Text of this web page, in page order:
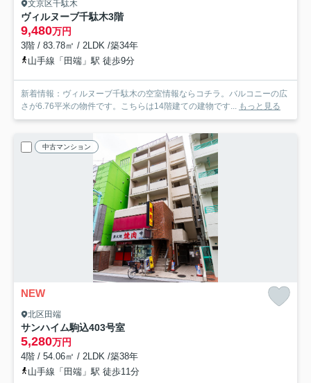
文京区千駄木
ヴィルヌーブ千駄木3階
9,480万円
3階 / 83.78㎡ / 2LDK /築34年
山手線「田端」駅 徒歩9分
新着情報：ヴィルヌーブ千駄木の空室情報ならコチラ。バルコニーの広
さが6.76平米の物件です。こちらは14階建ての建物です... もっと見る
中古マンション
NEW
北区田端
サンハイム駒込403号室
5,280万円
4階 / 54.06㎡ / 2LDK /築38年
山手線「田端」駅 徒歩11分